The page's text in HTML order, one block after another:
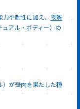
や耐性に加え、 物質
ュアル・ボディー）の
が受肉を果たした種